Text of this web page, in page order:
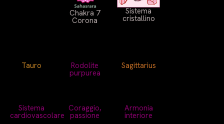
Chakra 7
Corona
Sistema
cristallino
Tauro Rodolite
purpurea
Sagittarius
Sistema
cardiovascolare
Coraggio,
passione
Armonia
interiore